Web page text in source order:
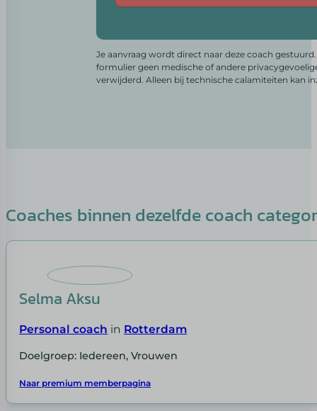
Je aanvraag wordt direct naar deze coach
formulier geen medische of andere
verwijderd. Alleen bij technische calamiteiten kan
Coaches binnen dezelfde coach
Selma Aksu
Personal coach in Rotterdam
Doelgroep: Iedereen, Vrouwen
Naar premium memberpagina